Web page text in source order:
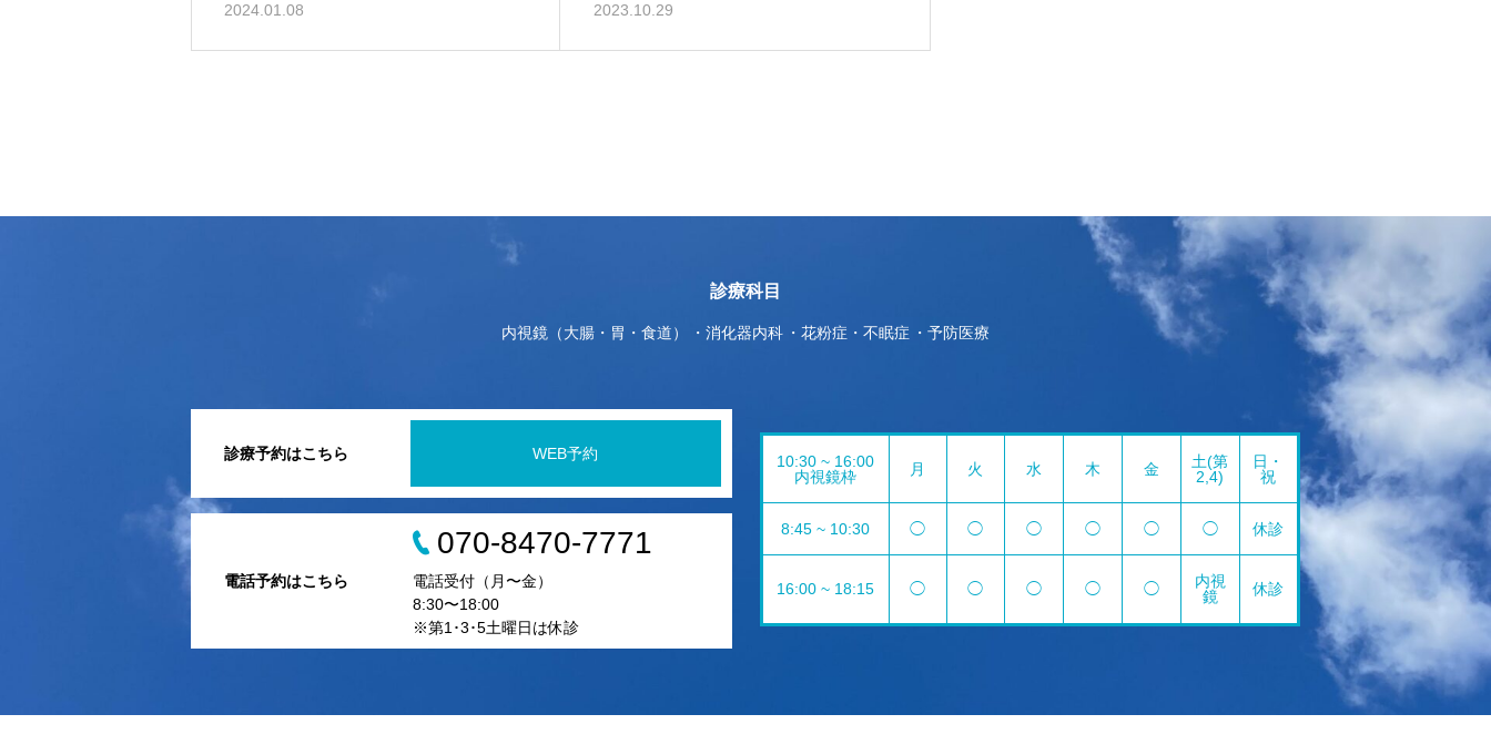
2024.01.08 2023.10.29
診療科目
内視鏡（大腸・胃・食道） 消化器内科 花粉症・不眠症 予防医療
診療予約はこちら WEB予約
電話予約はこちら
070-8470-7771
電話受付（月〜金）
8:30〜18:00
※第1･3･5土曜日は休診
10:30 ~ 16:00
内視鏡枠
月 火 水 木 金
土(第
2,4)
日・
祝
8:45 ~ 10:30 ◯ ◯ ◯ ◯ ◯ ◯ 休診
16:00 ~ 18:15 ◯ ◯ ◯ ◯ ◯
内視
鏡
休診